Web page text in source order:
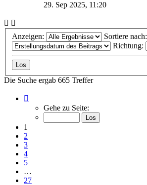
29. Sep 2025, 11:20
Anzeigen:
Sortiere nach:
Richtung:
Die Suche ergab 665 Treffer
von
Gehe zu Seite:
1
2
3
4
5
…
27